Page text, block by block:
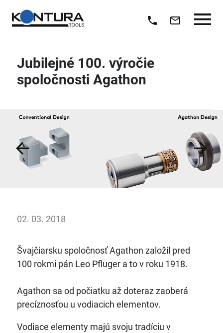
Jubilejné 100. výročie
spoločnosti Agathon
Previous Next
02. 03. 2018
Švajčiarsku spoločnosť Agathon založil pred
100 rokmi pán Leo Pfluger a to v roku 1918.
Agathon sa od počiatku až doteraz zaoberá
precíznosťou u vodiacich elementov.
Vodiace elementy majú svoju tradíciu v